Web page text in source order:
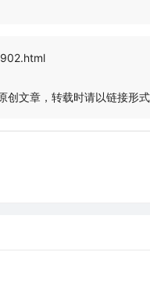
文章，转载时请以链接形式